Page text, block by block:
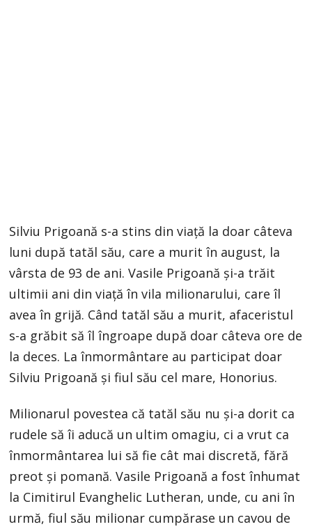
Silviu Prigoană s-a stins din viață la doar câteva
luni după tatăl său, care a murit în august, la
vârsta de 93 de ani. Vasile Prigoană și-a trăit
ultimii ani din viață în vila milionarului, care îl
avea în grijă. Când tatăl său a murit, afaceristul
s-a grăbit să îl îngroape după doar câteva ore de
la deces. La înmormântare au participat doar
Silviu Prigoană și fiul său cel mare, Honorius.
Milionarul povestea că tatăl său nu și-a dorit ca
rudele să îi aducă un ultim omagiu, ci a vrut ca
înmormântarea lui să fie cât mai discretă, fără
preot și pomană. Vasile Prigoană a fost înhumat
la Cimitirul Evanghelic Lutheran, unde, cu ani în
urmă, fiul său milionar cumpărase un cavou de